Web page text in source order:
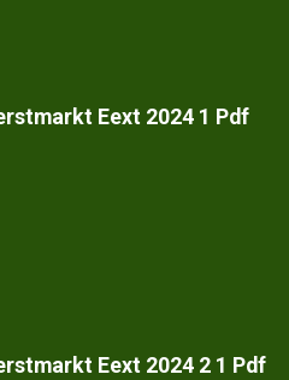
Eext 2024 1 Pdf
Eext 2024 2 1 Pdf